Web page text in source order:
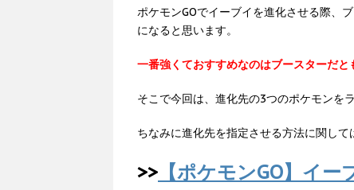
ポケモンGOでイーブイを進化させる際、
になると思います。
一番強くておすすめなのはブースターだと
そこで今回は、進化先の3つのポケモンを
ちなみに進化先を指定させる方法に関して
>> 【ポケモンGO】イ